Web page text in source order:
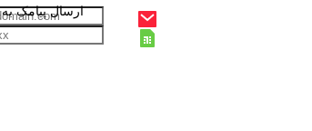
ارسال پیامک به